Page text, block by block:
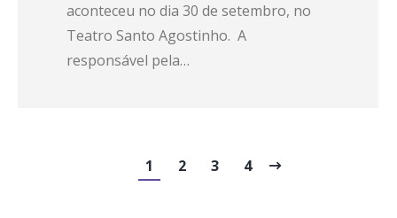
aconteceu no dia 30 de setembro, no
Teatro Santo Agostinho. A
responsável pela…
1 2 3 4